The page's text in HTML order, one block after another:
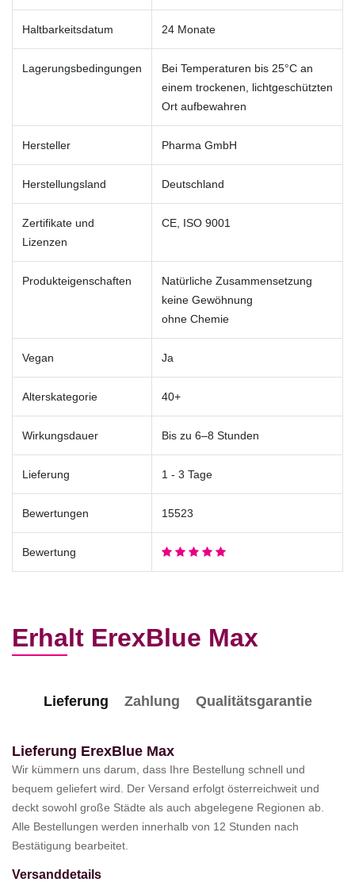
Haltbarkeitsdatum 24 Monate
Lagerungsbedingungen
Bei Temperaturen bis 25°C an
einem trockenen, lichtgeschützten
Ort aufbewahren
Hersteller Pharma GmbH
Herstellungsland Deutschland
Zertifikate und
Lizenzen
CE, ISO 9001
Produkteigenschaften
Natürliche Zusammensetzung
keine Gewöhnung
ohne Chemie
Vegan Ja
Alterskategorie 40+
Wirkungsdauer Bis zu 6–8 Stunden
Lieferung 1 - 3 Tage
Bewertungen 15523
Bewertung
Erhalt ErexBlue Max
Lieferung Zahlung Qualitätsgarantie
Lieferung ErexBlue Max
Wir kümmern uns darum, dass Ihre Bestellung schnell und
bequem geliefert wird. Der Versand erfolgt österreichweit und
deckt sowohl große Städte als auch abgelegene Regionen ab.
Alle Bestellungen werden innerhalb von 12 Stunden nach
Bestätigung bearbeitet.
Versanddetails